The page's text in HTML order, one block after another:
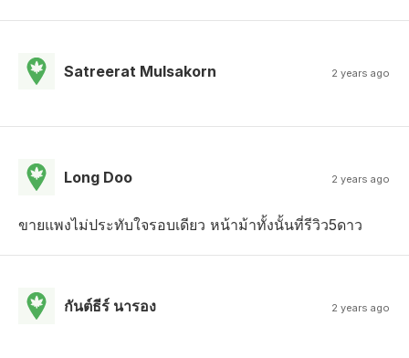
Satreerat Mulsakorn 2 years ago
Long Doo 2 years ago
ขายแพงไม่ประทับใจรอบเดียว หน้าม้าทั้งนั้นที่รีวิว5ดาว
กันต์ธีร์ นารอง 2 years ago